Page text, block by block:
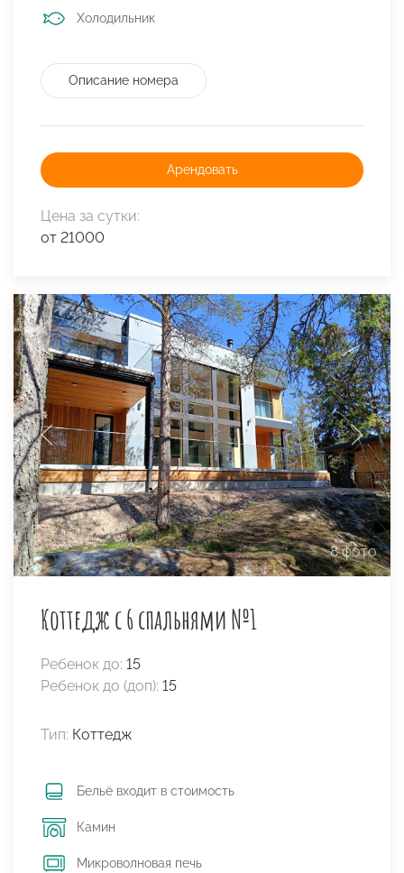
Холодильник
Описание номера
Арендовать
Цена за сутки:
от 21000
8 фото
Коттедж с 6 спальнями №1
Ребенок до: 15
Ребенок до (доп): 15
Тип: Коттедж
Бельё входит в стоимость
Камин
Микроволновая печь